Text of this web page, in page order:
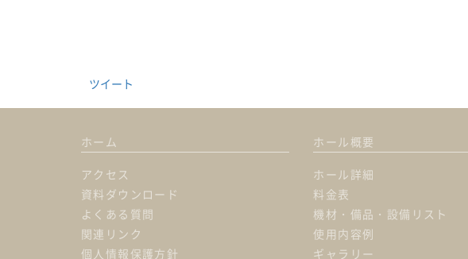
ツイート
ホーム
アクセス
資料ダウンロード
よくある質問
関連リンク
個人情報保護方針
ホール概要
ホール詳細
料金表
機材・備品・設備リスト
使用内容例
ギャラリー